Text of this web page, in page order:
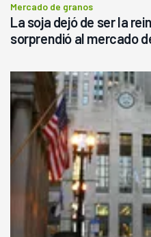
Mercado de granos
La soja dejó de ser la
sorprendió al mercado